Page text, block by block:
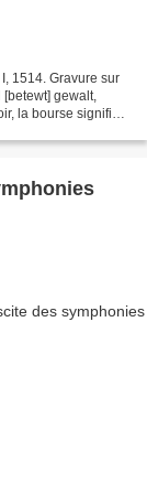
1514. Gravure sur
[betewt] gewalt,
la bourse signifie